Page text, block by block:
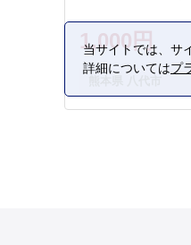
1,000円
当サイトでは、サ
詳細についてはプ